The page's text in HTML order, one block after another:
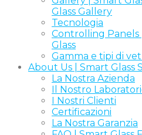
Glass Gallery
Tecnologia
Controlling Panels
Glass
Gamma e tipi di
About Us | Smart Glass
La Nostra Azienda
Il Nostro
I Nostri Clienti
Certificazioni
La Nostra Garanzia